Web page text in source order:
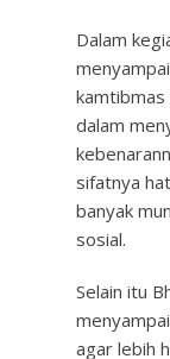
Dalam
dalam
sifatnya
banyak
sosial.
Selain itu
agar lebih